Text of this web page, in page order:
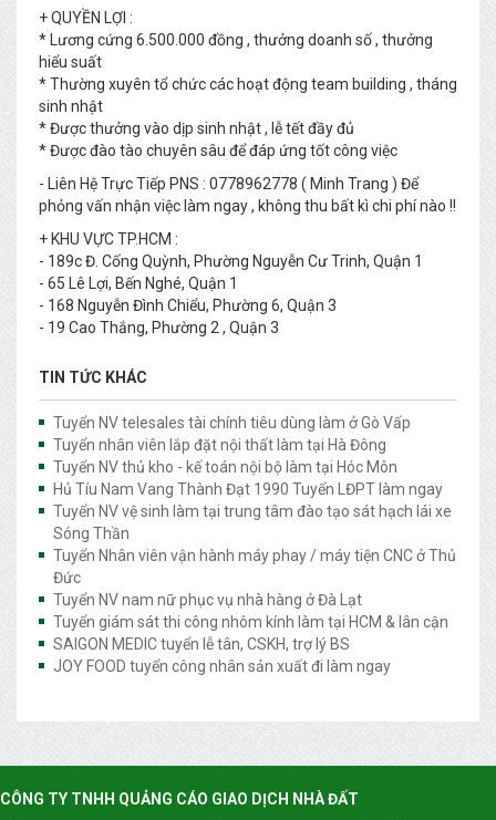
+ QUYỀN LỢI :
* Lương cứng 6.500.000 đồng , thưởng doanh số , thưởng
hiểu suất
* Thường xuyên tổ chức các hoạt động team building , tháng
sinh nhật
* Được thưởng vào dịp sinh nhật , lễ tết đầy đủ
* Được đào tào chuyên sâu để đáp ứng tốt công việc
- Liên Hệ Trực Tiếp PNS : 0778962778 ( Minh Trang ) Để
phỏng vấn nhận việc làm ngay , không thu bất kì chi phí nào !!
+ KHU VỰC TP.HCM :
- 189c Đ. Cống Quỳnh, Phường Nguyễn Cư Trinh, Quận 1
- 65 Lê Lợi, Bến Nghé, Quận 1
- 168 Nguyễn Đình Chiểu, Phường 6, Quận 3
- 19 Cao Thắng, Phường 2 , Quận 3
TIN TỨC KHÁC
Tuyển NV telesales tài chính tiêu dùng làm ở Gò Vấp
Tuyển nhân viên lắp đặt nội thất làm tại Hà Đông
Tuyển NV thủ kho - kế toán nội bộ làm tại Hóc Môn
Hủ Tíu Nam Vang Thành Đạt 1990 Tuyển LĐPT làm ngay
Tuyển NV vệ sinh làm tại trung tâm đào tạo sát hạch lái xe
Sóng Thần
Tuyển Nhân viên vận hành máy phay / máy tiện CNC ở Thủ
Đức
Tuyển NV nam nữ phục vụ nhà hàng ở Đà Lạt
Tuyển giám sát thi công nhôm kính làm tại HCM & lân cận
SAIGON MEDIC tuyển lễ tân, CSKH, trợ lý BS
JOY FOOD tuyển công nhân sản xuất đi làm ngay
CÔNG TY TNHH QUẢNG CÁO GIAO DỊCH NHÀ ĐẤT